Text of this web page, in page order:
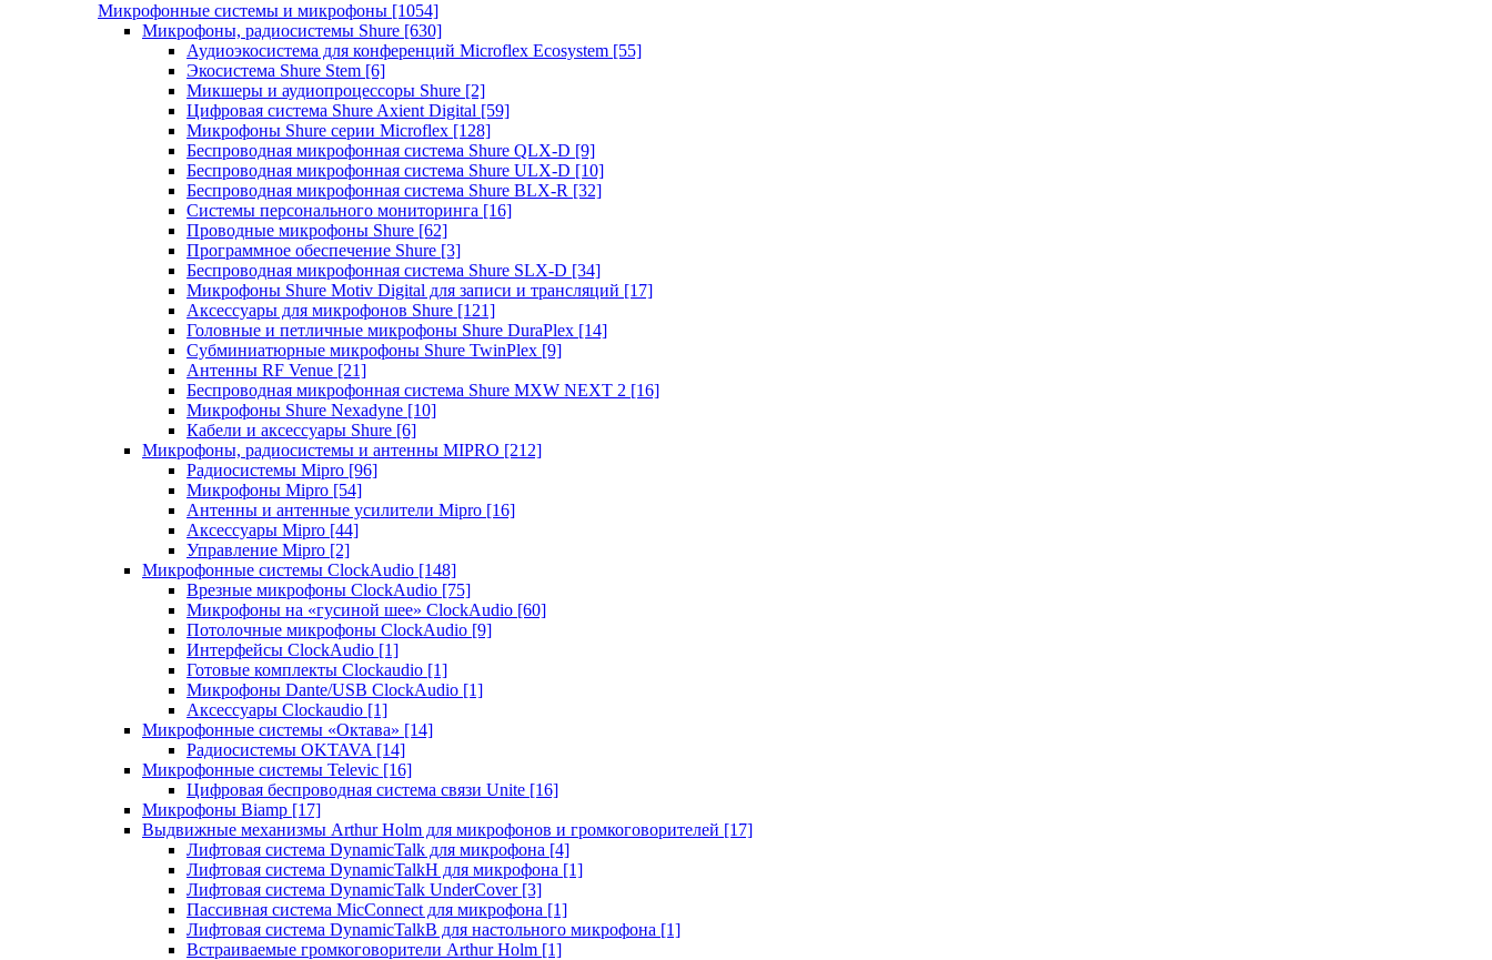
Микрофонные системы и микрофоны [1054]
Микрофоны, радиосистемы Shure [630]
Аудиоэкосистема для конференций Microflex Ecosystem [55]
Экосистема Shure Stem [6]
Микшеры и аудиопроцессоры Shure [2]
Цифровая система Shure Axient Digital [59]
Микрофоны Shure серии Microflex [128]
Беспроводная микрофонная система Shure QLX-D [9]
Беспроводная микрофонная система Shure ULX-D [10]
Беспроводная микрофонная система Shure BLX-R [32]
Системы персонального мониторинга [16]
Проводные микрофоны Shure [62]
Программное обеспечение Shure [3]
Беспроводная микрофонная система Shure SLX-D [34]
Микрофоны Shure Motiv Digital для записи и трансляций [17]
Аксессуары для микрофонов Shure [121]
Головные и петличные микрофоны Shure DuraPlex [14]
Субминиатюрные микрофоны Shure TwinPlex [9]
Антенны RF Venue [21]
Беспроводная микрофонная система Shure MXW NEXT 2 [16]
Микрофоны Shure Nexadyne [10]
Кабели и аксессуары Shure [6]
Микрофоны, радиосистемы и антенны MIPRO [212]
Радиосистемы Mipro [96]
Микрофоны Mipro [54]
Антенны и антенные усилители Mipro [16]
Аксессуары Mipro [44]
Управление Mipro [2]
Микрофонные системы ClockAudio [148]
Врезные микрофоны ClockAudio [75]
Микрофоны на «гусиной шее» ClockAudio [60]
Потолочные микрофоны ClockAudio [9]
Интерфейсы ClockAudio [1]
Готовые комплекты Clockaudio [1]
Микрофоны Dante/USB ClockAudio [1]
Аксессуары Clockaudio [1]
Микрофонные системы «Октава» [14]
Радиосистемы OKTAVA [14]
Микрофонные системы Televic [16]
Цифровая беспроводная система связи Unite [16]
Микрофоны Biamp [17]
Выдвижные механизмы Arthur Holm для микрофонов и громкоговорителей [17]
Лифтовая система DynamicTalk для микрофона [4]
Лифтовая система DynamicTalkH для микрофона [1]
Лифтовая система DynamicTalk UnderCover [3]
Пассивная система MicConnect для микрофона [1]
Лифтовая система DynamicTalkB для настольного микрофона [1]
Встраиваемые громкоговорители Arthur Holm [1]